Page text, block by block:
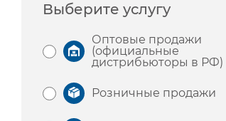
Выберите услугу
Оптовые продажи
(официальные
дистрибьюторы в РФ)
Розничные продажи